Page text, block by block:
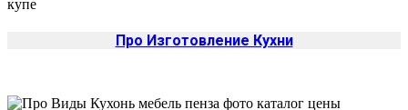
Про Изготовление Кухни